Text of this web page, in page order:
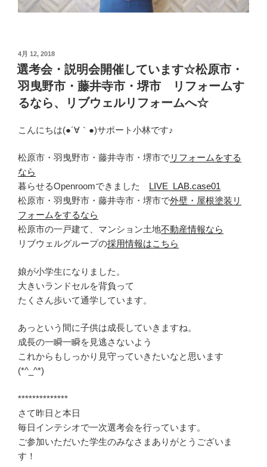
投
稿
日:
4月 12, 2018
選考会・説明会開催しています☆松原市・
羽曳野市・藤井寺市・堺市 リフォームす
るなら、リブウェルリフォームへ☆
こんにちは(●´∀｀●)サポート小林です♪
松原市・羽曳野市・藤井寺市・堺市でリフォームをする
なら
暮らせるOpenroomできました LIVE_LAB.case01
松原市・羽曳野市・藤井寺市・堺市で外壁・屋根塗装リ
フォームをするなら
松原市の一戸建て、マンション土地不動産情報なら
リブウェルグループの採用情報はこちら
娘が小学生になりました。
大きいランドセルを背負って
たくさん歩いて通学しています。
あっという間に子供は成長していきますね。
成長の一瞬一瞬を見逃さないよう
これからもしっかり見守っていきたいなと思います
(*^_^*)
**************
さて昨日と本日
毎日インテシオで一次選考会を行っています。
ご参加いただいた学生のみなさまありがとうございま
す！